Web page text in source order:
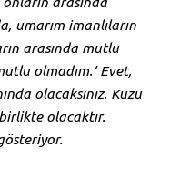
umarım imanlıların
arasında mutlu
olmadım.’ Evet,
olacaksınız. Kuzu
olacaktır.